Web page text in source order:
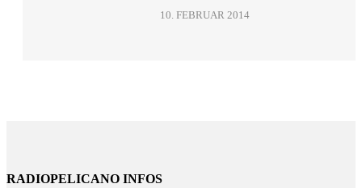
10. FEBRUAR 2014
RADIOPELICANO INFOS